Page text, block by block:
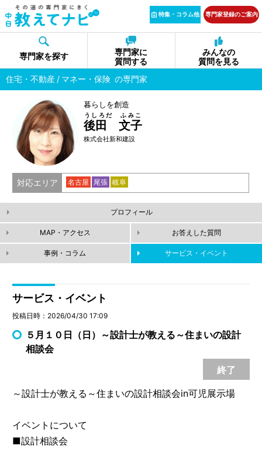
特集・コラム他 専門家登録のご案内
専門家を探す
専門家に
質問する
みんなの
質問を見る
住宅・不動産
マネー・保険 の専門家
暮らしを創造
後田 文子
うしろだ ふみこ
株式会社新和建設
対応エリア 名古屋 尾張 岐阜
プロフィール
MAP・アクセス お答えした質問
事例・コラム サービス・イベント
サービス・イベント
投稿日時：2026/04/30 17:09
５月１０日（日）～設計士が教える～住まいの設計
相談会
終了
～設計士が教える～住まいの設計相談会in可児展示場
イベントについて
■設計相談会